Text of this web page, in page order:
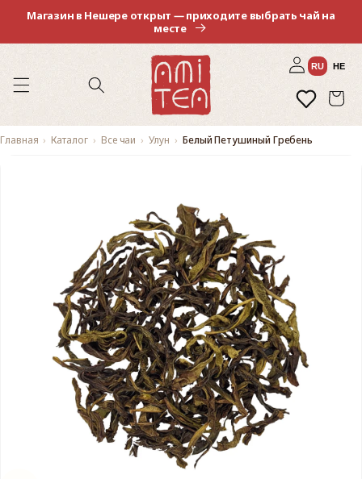
Магазин в Нешере открыт — приходите выбрать чай на
месте
RU HE
Войти
Избранное
Корзина
Главная Каталог Все чаи Улун Белый Петушиный Гребень